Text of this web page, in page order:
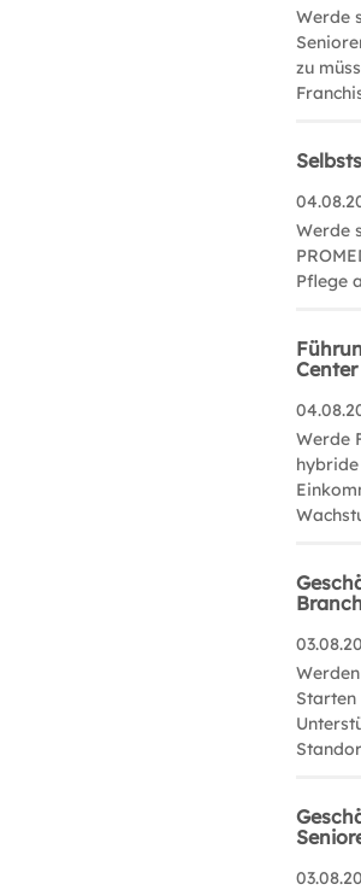
Werde
zu
Werde
Pflege
Center
Werde
Starten